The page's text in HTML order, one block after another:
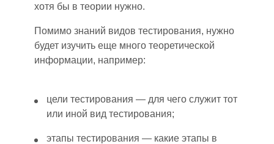
хотя бы в теории нужно.
Помимо знаний видов тестирования, нужно
будет изучить еще много теоретической
информации, например:
цели тестирования — для чего служит тот
или иной вид тестирования;
этапы тестирования — какие этапы в